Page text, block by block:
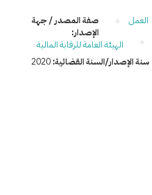
العمل
سنة الإصدار/السنة القضائية:2020
صفة المصدر / جهة
الإصدار:
الهيئة العامة للرقابة المالية